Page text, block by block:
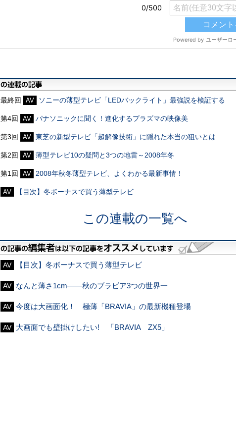
最終回 AV ソニーの薄型テレビ「LEDバックライト」最強説を検証する
第4回 AV パナソニックに聞く！進化するプラズマの映像美
第3回 AV 東芝の新型テレビ「超解像技術」に隠れた本当の狙いとは
第2回 AV 薄型テレビ10の疑問と3つの地雷～2008年冬
第1回 AV 2008年秋冬薄型テレビ、よくわかる最新事情！
AV 【目次】冬ボーナスで買う薄型テレビ
この連載の一覧へ
AV 【目次】冬ボーナスで買う薄型テレビ
AV なんと薄さ1cm――秋のブラビア3つの世界一
AV 今度は大画面化！ 極薄「BRAVIA」の最新機種登場
AV 大画面でも壁掛けしたい! 「BRAVIA ZX5」